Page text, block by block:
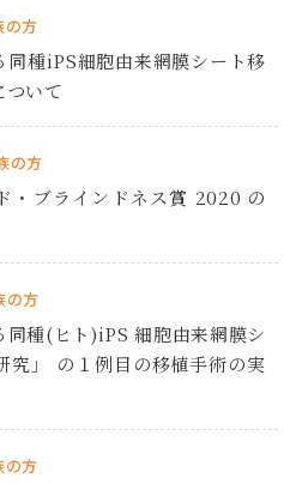
の方
同種iPS細胞由来網膜シート移
ついて
の方
・ブラインドネス賞 2020 の
の方
同種(ヒト)iPS 細胞由来網膜シ
究」 の１例目の移植手術の実
の方